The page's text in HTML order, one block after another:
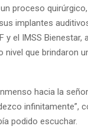
proceso
implantes
el IMSS Bienestar,
nivel que brindaron
hacia la
infinitamente”,
podido escuchar.